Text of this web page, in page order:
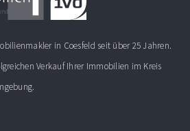
in Coesfeld seit über 25 Jahren.
Verkauf Ihrer Immobilien im Kreis